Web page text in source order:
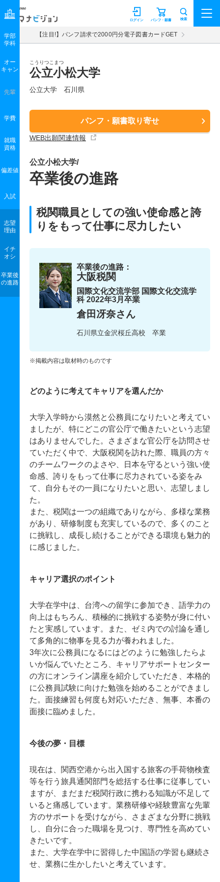
マナビジョン パンフ・願書
ログイン 検索
【注目!】パンフ請求で2000円分電子図書カードGET
こうりつこまつ
公立小松大学
公立大学 石川県
パンフ・願書取り寄せ
WEB出願関連情報
学部
学科
オー
キャン
先輩
学費
就職
資格
偏差値
入試
志望
理由
イチ
オシ
卒業後
の進路
公立小松大学/
卒業後の進路
税関職員としての強い使命感と誇
りをもって仕事に尽力したい
卒業後の進路：
大阪税関
国際文化交流学部 国際文化交流学
科 2022年3月卒業
倉田冴奈さん
石川県立金沢桜丘高校 卒業
※掲載内容は取材時のものです
どのように考えてキャリアを選んだか
大学入学時から漠然と公務員になりたいと考えてい
ましたが、特にどこの官公庁で働きたいという志望
はありませんでした。さまざまな官公庁を訪問させ
ていただく中で、大阪税関を訪れた際、職員の方々
のチームワークのよさや、日本を守るという強い使
命感、誇りをもって仕事に尽力されている姿をみ
て、自分もその一員になりたいと思い、志望しまし
た。
また、税関は一つの組織でありながら、多様な業務
があり、研修制度も充実しているので、多くのこと
に挑戦し、成長し続けることができる環境も魅力的
に感じました。
キャリア選択のポイント
大学在学中は、台湾への留学に参加でき、語学力の
向上はもちろん、積極的に挑戦する姿勢が身に付い
たと実感しています。また、ゼミ内での討論を通し
て多角的に物事を見る力が養われました。
3年次に公務員になるにはどのように勉強したらよ
いか悩んでいたところ、キャリアサポートセンター
の方にオンライン講座を紹介していただき、本格的
に公務員試験に向けた勉強を始めることができまし
た。面接練習も何度も対応いただき、無事、本番の
面接に臨めました。
今後の夢・目標
現在は、関西空港から出入国する旅客の手荷物検査
等を行う旅具通関部門を総括する仕事に従事してい
ますが、まだまだ税関行政に携わる知識が不足して
いると痛感しています。業務研修や経験豊富な先輩
方のサポートを受けながら、さまざまな分野に挑戦
し、自分に合った職場を見つけ、専門性を高めてい
きたいです。
また、大学在学中に習得した中国語の学習も継続さ
せ、業務に生かしたいと考えています。